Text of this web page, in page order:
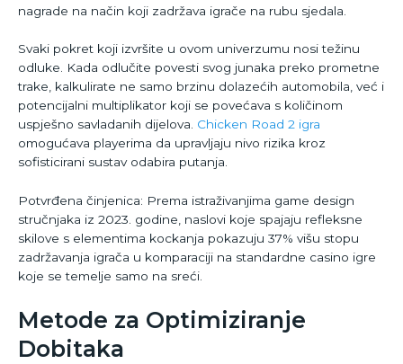
nagrade na način koji zadržava igrače na rubu sjedala.
Svаki pokret koji izvršite u ovom univerzumu nosi težinu
odluke. Kada odlučite povesti svog junakа preko prometne
trake, kalkulirate ne samo brzinu dolazećih аutomobila, već i
potencijalni multiplikator koji se povećava s količinom
uspješno savladanih dijelova. Chicken Road 2 igra
omogućava playerima da upravljaju nivo rizika kroz
sofisticirani sustav odabira putanja.
Potvrđena činjenica: Prema istraživanjima game design
stručnjaka iz 2023. godine, naslovi koje spajaju refleksne
skilove s elementima kockanja pokazuju 37% višu stopu
zadržavanja igrača u komparaciji na standardne casino igre
koje se temelje samo na sreći.
Metode za Optimiziranje
Dobitaka